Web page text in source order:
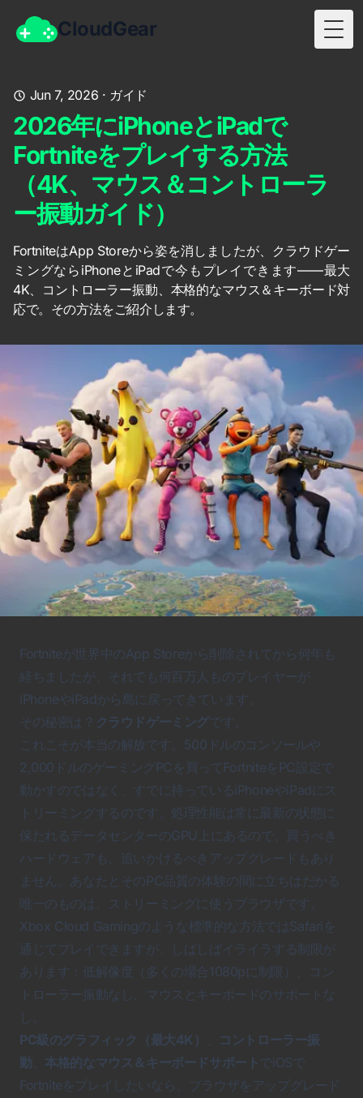
CloudGear
Jun 7, 2026 · ガイド
2026年にiPhoneとiPadで
Fortniteをプレイする方法
（4K、マウス＆コントローラ
ー振動ガイド）
FortniteはApp Storeから姿を消しましたが、クラウドゲー
ミングならiPhoneとiPadで今もプレイできます——最大
4K、コントローラー振動、本格的なマウス＆キーボード対
応で。その方法をご紹介します。
Fortniteが世界中のApp Storeから削除されてから何年も
経ちましたが、それでも何百万人ものプレイヤーが
iPhoneやiPadから島に戻ってきています。
その秘密は？ クラウドゲーミングです。
これこそが本当の解放です。500ドルのコンソールや
2,000ドルのゲーミングPCを買ってFortniteをPC設定で
動かすのではなく、すでに持っているiPhoneやiPadにス
トリーミングするのです。処理性能は常に最新の状態に
保たれるデータセンターのGPU上にあるので、買うべき
ハードウェアも、追いかけるべきアップグレードもあり
ません。あなたとそのPC品質の体験の間に立ちはだかる
唯一のものは、ストリーミングに使うブラウザです。
Xbox Cloud Gamingのような標準的な方法ではSafariを
通じてプレイできますが、しばしばイライラする制限が
あります：低解像度（多くの場合1080pに制限）、コン
トローラー振動なし、マウスとキーボードのサポートな
し。
PC級のグラフィック（最大4K）
コントローラー振
動
本格的なマウス＆キーボードサポートでiOSで
Fortniteをプレイしたいなら、ブラウザをアップグレード